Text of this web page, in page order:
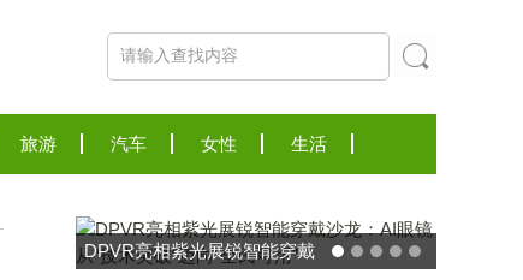
旅游 汽车 女性 生活
DPVR亮相紫光展锐智能穿戴